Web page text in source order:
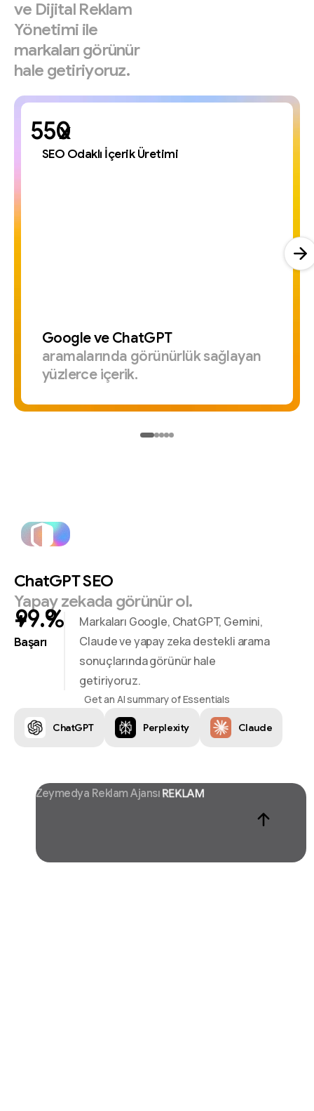
ve Dijital Reklam
Yönetimi ile
markaları görünür
hale getiriyoruz.
x
SEO Odaklı İçerik Üretimi
GoogleveChatGPT
aramalarında görünürlüksağlayan
yüzlerceiçerik.
ChatGPTSEO
Yapayzekada görünürol.
+ %
Başarı
Markaları Google, ChatGPT, Gemini,
Claude ve yapay zeka destekli arama
sonuçlarında görünür hale
getiriyoruz.
Get an AI summary of Essentials
ChatGPT Perplexity Claude
Zeymedya Reklam Ajansı CHATGPT SEO